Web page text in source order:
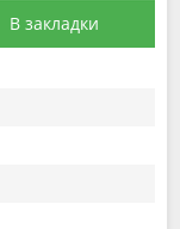
В закладки